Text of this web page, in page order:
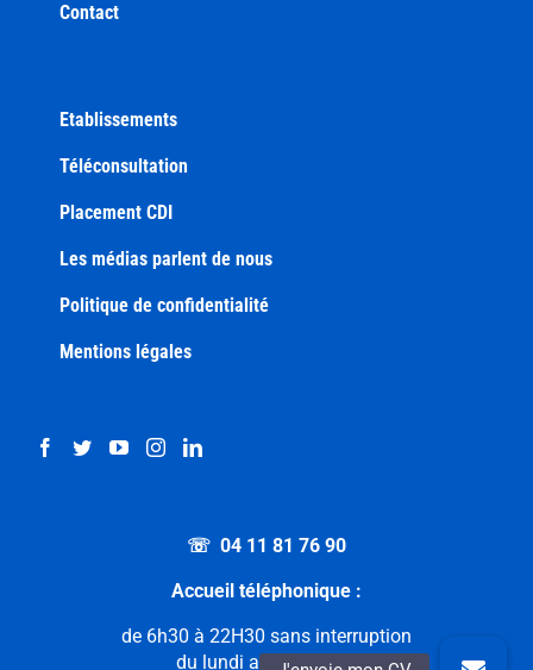
Contact
Etablissements
Téléconsultation
Placement CDI
Les médias parlent de nous
Politique de confidentialité
Mentions légales
☏ 04 11 81 76 90
Accueil téléphonique :
de 6h30 à 22H30 sans interruption
du lundi au dimanche